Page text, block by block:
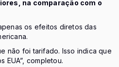
na comparação com o
os efeitos diretos das
não foi tarifado. Isso indica que
EUA”, completou.